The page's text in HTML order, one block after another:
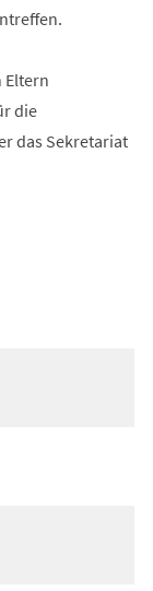
Eltern
die
das Sekretariat